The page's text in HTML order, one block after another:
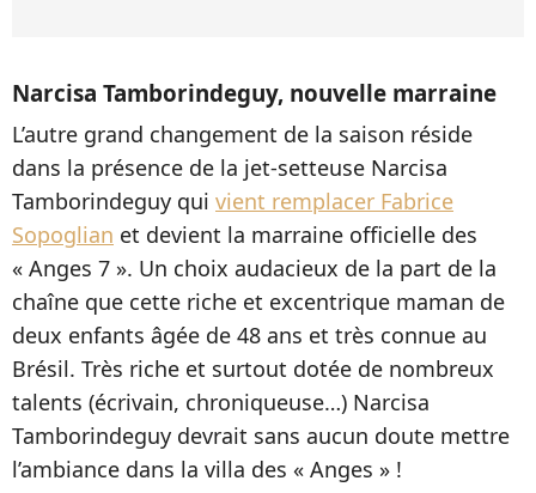
Narcisa Tamborindeguy, nouvelle marraine
L’autre grand changement de la saison réside
dans la présence de la jet-setteuse Narcisa
Tamborindeguy qui vient remplacer Fabrice
Sopoglian et devient la marraine officielle des
« Anges 7 ». Un choix audacieux de la part de la
chaîne que cette riche et excentrique maman de
deux enfants âgée de 48 ans et très connue au
Brésil. Très riche et surtout dotée de nombreux
talents (écrivain, chroniqueuse…) Narcisa
Tamborindeguy devrait sans aucun doute mettre
l’ambiance dans la villa des « Anges » !